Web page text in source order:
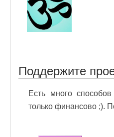
Поддержите
Есть много
только финансово ;).